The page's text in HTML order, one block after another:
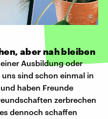
©
aber nah bleiben
Ausbildung oder
sind schon einmal in
haben Freunde
zerbrechen
dennoch schaffen